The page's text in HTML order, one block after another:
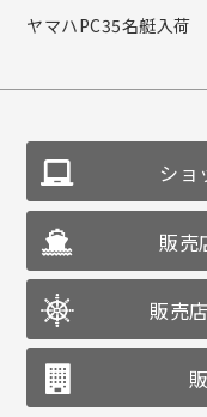
ヤマハPC35名艇入荷
ショ
販売
販売